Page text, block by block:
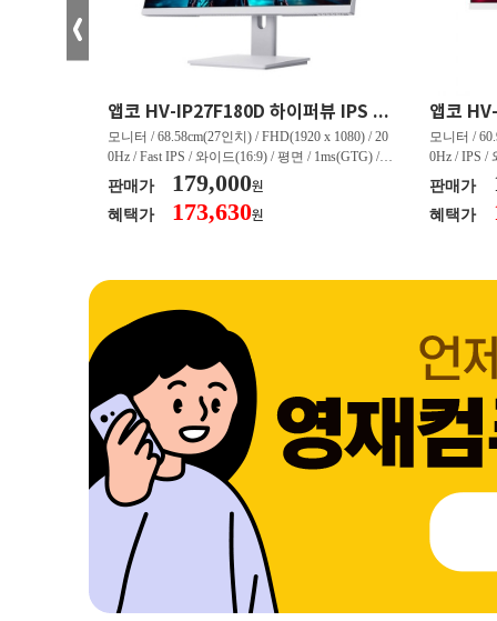
앱코 HV-IP27F180D 하이퍼뷰 IPS FHD 200 HDR 무결점
모니터 / 68.58cm(27인치) / FHD(1920 x 1080) / 20
0Hz / Fast IPS / 와이드(16:9) / 평면 / 1ms(GTG) / 3
50nit / 1,000:1 / 헤드폰 아웃 / LED 조명 / 틸트(상
하) / 6kg / [색상영역] / sRGB:128% / Adobe RGB:8
5% / DCI-P3:91% / NTSC:90% / [게임특화] / 조준
판매가 179,000원
혜택가 173,630원
모니터 /
0Hz / IPS /
50nit /
하) / 4.9kg
80% / DCI-
판매가
혜택가